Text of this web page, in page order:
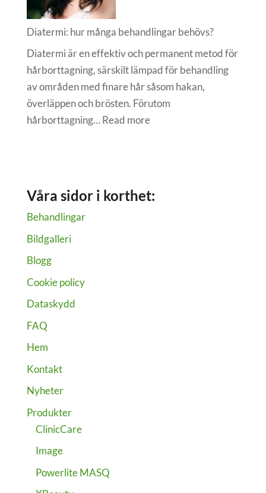
Diatermi: hur många behandlingar behövs?
Diatermi är en effektiv och permanent metod för
hårborttagning, särskilt lämpad för behandling
av områden med finare hår såsom hakan,
överläppen och brösten. Förutom
hårborttagning…Read more:
behövs?
Våra sidor i korthet:
Behandlingar
Bildgalleri
Blogg
Cookie policy
Dataskydd
FAQ
Hem
Kontakt
Nyheter
Produkter
ClinicCare
Image
Powerlite MASQ